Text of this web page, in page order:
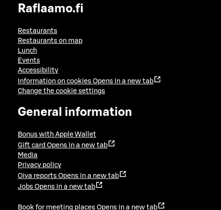
Raflaamo.fi
Restaurants
Restaurants on map
Lunch
Events
Accessibility
Information on cookies Opens in a new tab
Change the cookie settings
General information
Bonus with Apple Wallet
Gift card Opens in a new tab
Media
Privacy policy
Oiva reports Opens in a new tab
Jobs Opens in a new tab
Book for meeting places Opens in a new tab